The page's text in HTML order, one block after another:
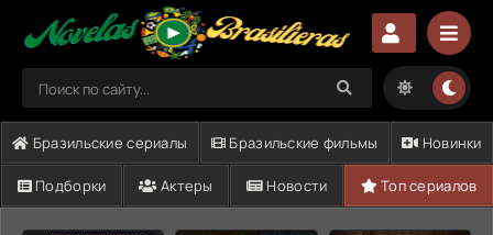
Бразильские сериалы Бразильские фильмы Новинки
Подборки Актеры Новости Топ сериалов